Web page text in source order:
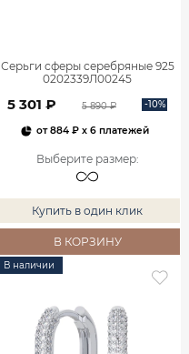
Серьги сферы серебряные 925
0202339Л00245
5 301 ₽ 5 890 ₽ -10%
от884 ₽ x 6 платежей
Выберите размер:
Купить в один клик
В КОРЗИНУ
В наличии